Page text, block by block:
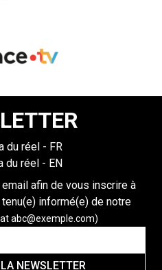
du réel - FR
du réel - EN
afin de vous inscrire à
informé(e) de notre
abc@exemple.com)
NEWSLETTER